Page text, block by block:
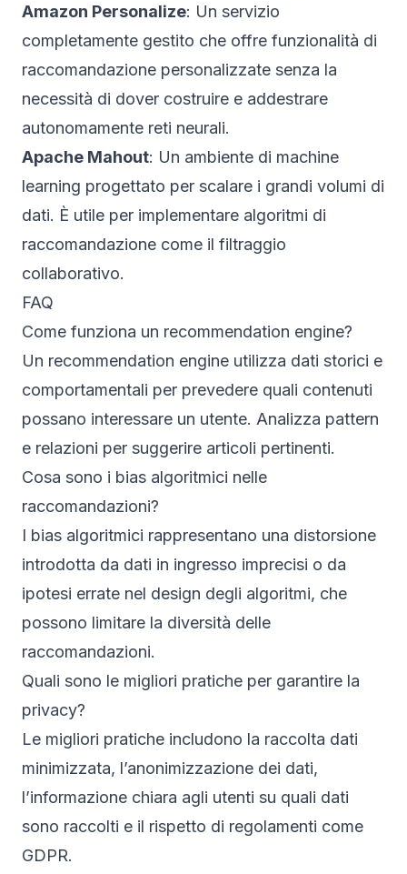
Amazon Personalize: Un servizio
completamente gestito che offre funzionalità di
raccomandazione personalizzate senza la
necessità di dover costruire e addestrare
autonomamente reti neurali.
Apache Mahout: Un ambiente di machine
learning progettato per scalare i grandi volumi di
dati. È utile per implementare algoritmi di
raccomandazione come il filtraggio
collaborativo.
FAQ
Come funziona un recommendation engine?
Un recommendation engine utilizza dati storici e
comportamentali per prevedere quali contenuti
possano interessare un utente. Analizza pattern
e relazioni per suggerire articoli pertinenti.
Cosa sono i bias algoritmici nelle
raccomandazioni?
I bias algoritmici rappresentano una distorsione
introdotta da dati in ingresso imprecisi o da
ipotesi errate nel design degli algoritmi, che
possono limitare la diversità delle
raccomandazioni.
Quali sono le migliori pratiche per garantire la
privacy?
Le migliori pratiche includono la raccolta dati
minimizzata, l’anonimizzazione dei dati,
l’informazione chiara agli utenti su quali dati
sono raccolti e il rispetto di regolamenti come
GDPR.